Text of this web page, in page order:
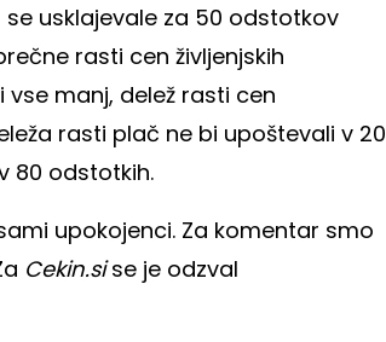
usklajevale za 50 odstotkov
rasti cen življenjskih
manj, delež rasti cen
rasti plač ne bi upoštevali v 20
80 odstotkih.
upokojenci. Za komentar smo
Cekin.sise je odzval